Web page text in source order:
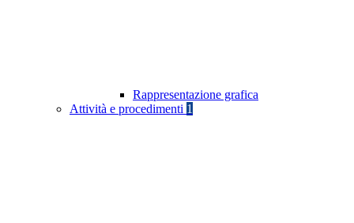
Rappresentazione grafica
Attività e procedimenti 1